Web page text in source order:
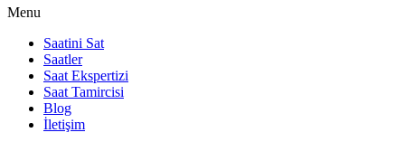
Menu
Saatini Sat
Saatler
Saat Ekspertizi
Saat Tamircisi
Blog
İletişim